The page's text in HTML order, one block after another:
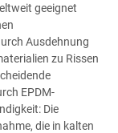
geeignet
Ausdehnung
zu Rissen
EPDM-
Die
die in kalten